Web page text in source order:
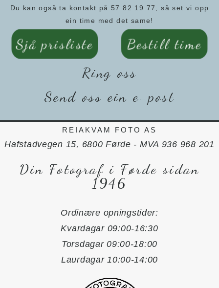
Du kan også ta kontakt på 57 82 19 77, så set vi opp
ein time med det same!
Sjå prisliste Bestill time
Ring oss
Send oss ein e-post
REIAKVAM FOTO AS
Hafstadvegen 15, 6800 Førde - MVA 936 968 201
Din Fotograf i Førde sidan
1946
Ordinære opningstider:
Kvardagar 09:00-16:30
Torsdagar 09:00-18:00
Laurdagar 10:00-14:00